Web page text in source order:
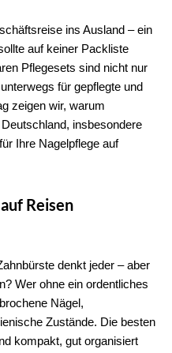
auf keiner Packliste
Pflegesets sind nicht nur
für gepflegte und
zeigen wir, warum
, insbesondere
Ihre Nagelpflege auf
Reisen
denkt jeder – aber
Nägel,
kompakt, gut organisiert